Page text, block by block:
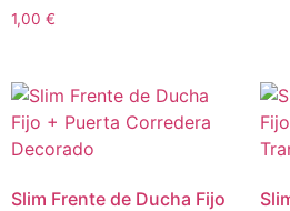
1,00 €
Slim Frente de Ducha Fijo